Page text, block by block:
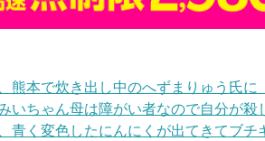
熊本で炊き出し中のへずまりゅう氏
いちゃん母は障がい者なので自分が
青く変色したにんにくが出てきてブ